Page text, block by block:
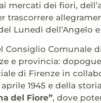
mercati dei fiori,
trascorrere
Lunedì dell’Angelo
Consiglio Comunale
e provincia:
di Firenze in
1945 e della
del Fiore”, dove